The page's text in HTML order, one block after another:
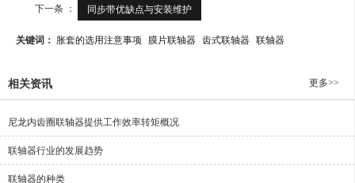
下一条 ： 同步带优缺点与安装维护
关键词： 胀套的选用注意事项 膜片联轴器 齿式联轴器 联轴器
相关资讯 更多>>
尼龙内齿圈联轴器提供工作效率转矩概况
联轴器行业的发展趋势
联轴器的种类